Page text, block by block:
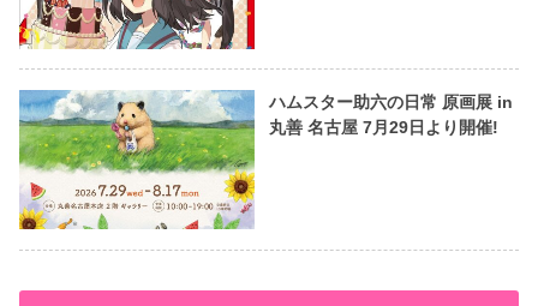
ハムスター助六の日常 原画展 in
丸善 名古屋 7月29日より開催!